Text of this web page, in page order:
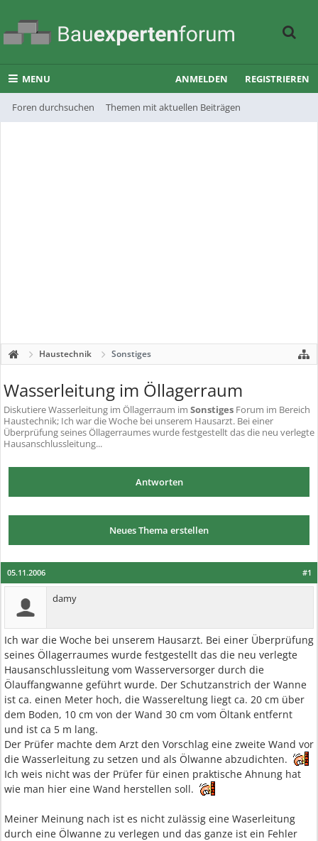
MENU
Foren durchsuchen Themen mit aktuellen Beiträgen
ANMELDEN REGISTRIEREN
Haustechnik Sonstiges
Wasserleitung im Öllagerraum
DiskutiereWasserleitung im Öllagerraum im Sonstiges Forum im Bereich
Haustechnik; Ich war die Woche bei unserem Hausarzt. Bei einer
Überprüfung seines Öllagerraumes wurde festgestellt das die neu verlegte
Hausanschlussleitung...
Antworten
Neues Thema erstellen
#1
05.11.2006
damy
Ich war die Woche bei unserem Hausarzt. Bei einer Überprüfung
seines Öllagerraumes wurde festgestellt das die neu verlegte
Hausanschlussleitung vom Wasserversorger durch die
Ölauffangwanne geführt wurde. Der Schutzanstrich der Wanne
ist ca. einen Meter hoch, die Wassereltung liegt ca. 20 cm über
dem Boden, 10 cm von der Wand 30 cm vom Öltank entfernt
und ist ca 5 m lang.
Der Prüfer machte dem Arzt den Vorschlag eine zweite Wand vor
die Wasserleitung zu setzen und als Ölwanne abzudichten.
Ich weis nicht was der Prüfer für einen praktische Ahnung hat
wie man hier eine Wand herstellen soll.
Meiner Meinung nach ist es nicht zulässig eine Waserleitung
durch eine Ölwanne zu verlegen und das ganze ist ein Fehler